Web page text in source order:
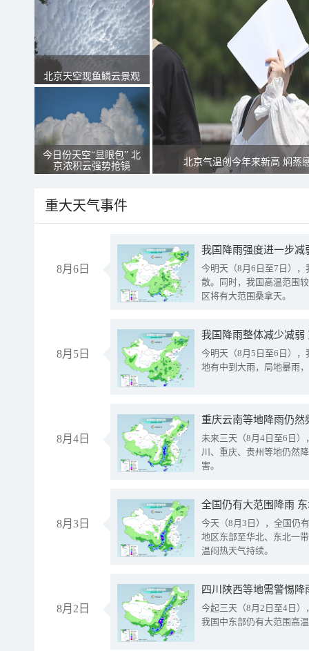
北京天空现鱼鳞云景观
今日份天空“显眼包” 北
京浓积云强势抢镜
北京气温创今年来新高 焖蒸
重大天气事件
8月6日
今明天（8月6日至7日）
散。同时，我国高温范围
区将有大范围桑拿天。
8月5日
我国降雨整体减少减弱
今明天（8月5日至6日）
地有中到大雨，局地暴雨
8月4日
重庆云南等地降雨仍然
未来三天（8月4日至6日
川、重庆、贵州等地仍然
害。
8月3日
全国仍有大范围降雨
今天（8月3日），全国仍
地区东部至华北、东北一
温闷热天气持续。
8月2日
今起三天（8月2日至4日
我国中东部仍有大范围高